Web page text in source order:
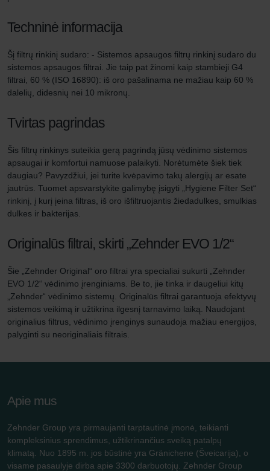
Techninė informacija
Šį filtrų rinkinį sudaro: - Sistemos apsaugos filtrų rinkinį sudaro du
sistemos apsaugos filtrai. Jie taip pat žinomi kaip stambieji G4
filtrai, 60 % (ISO 16890): iš oro pašalinama ne mažiau kaip 60 %
dalelių, didesnių nei 10 mikronų.
Tvirtas pagrindas
Šis filtrų rinkinys suteikia gerą pagrindą jūsų vėdinimo sistemos
apsaugai ir komfortui namuose palaikyti. Norėtumėte šiek tiek
daugiau? Pavyzdžiui, jei turite kvėpavimo takų alergijų ar esate
jautrūs. Tuomet apsvarstykite galimybę įsigyti „Hygiene Filter Set“
rinkinį, į kurį įeina filtras, iš oro išfiltruojantis žiedadulkes, smulkias
dulkes ir bakterijas.
Originalūs filtrai, skirti „Zehnder EVO 1/2“
Šie „Zehnder Original“ oro filtrai yra specialiai sukurti „Zehnder
EVO 1/2“ vėdinimo įrenginiams. Be to, jie tinka ir daugeliui kitų
„Zehnder“ vėdinimo sistemų. Originalūs filtrai garantuoja efektyvų
sistemos veikimą ir užtikrina ilgesnį tarnavimo laiką. Naudojant
originalius filtrus, vėdinimo įrenginys sunaudoja mažiau energijos,
palyginti su neoriginaliais filtrais.
Apie mus
Zehnder Group yra pirmaujanti tarptautinė įmonė, teikianti
kompleksinius sprendimus, užtikrinančius sveiką patalpų
klimatą. Nuo 1895 m. jos būstinė yra Gränichene (Šveicarija), o
visame pasaulyje dirba apie 3300 darbuotojų. Zehnder Group